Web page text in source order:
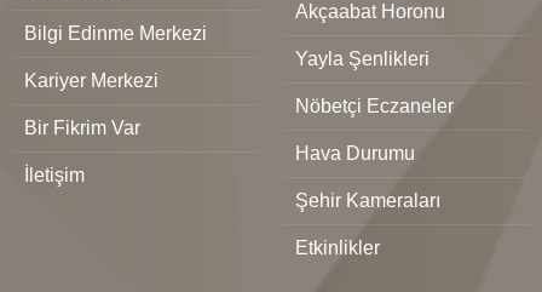
Bilgi Edinme Merkezi
Kariyer Merkezi
Bir Fikrim Var
İletişim
Akçaabat Horonu
Yayla Şenlikleri
Nöbetçi Eczaneler
Hava Durumu
Şehir Kameraları
Etkinlikler